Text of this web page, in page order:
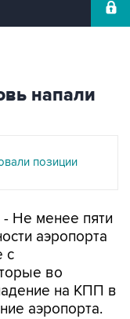
напали
позиции
- Не менее пяти
аэропорта
с
во
на КПП в
аэропорта.